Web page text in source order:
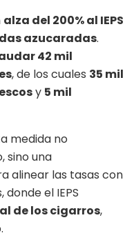
alza del 200% al IEPS
azucaradas.
42 mil
, de los cuales 35 mil
y 5 mil
medida no
sino una
alinear las tasas con
el IEPS
de los cigarros,